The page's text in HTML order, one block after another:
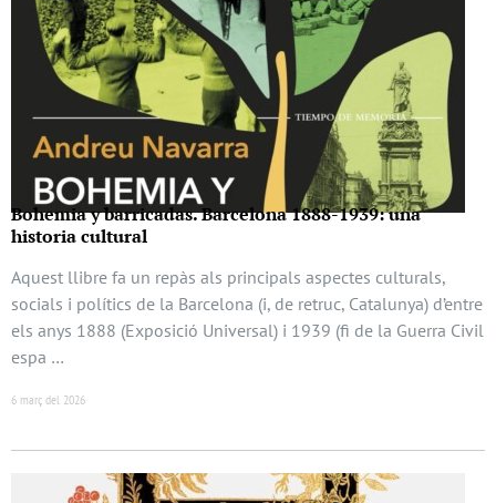
Bohemia y barricadas. Barcelona 1888-1939: una
historia cultural
Aquest llibre fa un repàs als principals aspectes culturals,
socials i polítics de la Barcelona (i, de retruc, Catalunya) d’entre
els anys 1888 (Exposició Universal) i 1939 (fi de la Guerra Civil
espa …
6 març del 2026